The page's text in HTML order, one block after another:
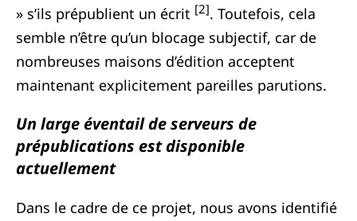
» s’ils prépublient un écrit [2]. Toutefois, cela
semble n’être qu’un blocage subjectif, car de
nombreuses maisons d’édition acceptent
maintenant explicitement pareilles parutions.
Un large éventail de serveurs de
prépublications est disponible
actuellement
Dans le cadre de ce projet, nous avons identifié